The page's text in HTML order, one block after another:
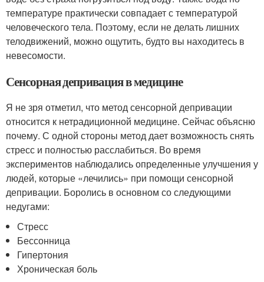
температуре практически совпадает с температурой
человеческого тела. Поэтому, если не делать лишних
телодвижений, можно ощутить, будто вы находитесь в
невесомости.
Сенсорная депривация в медицине
Я не зря отметил, что метод сенсорной депривации
относится к нетрадиционной медицине. Сейчас объясню
почему. С одной стороны метод дает возможность снять
стресс и полностью расслабиться. Во время
экспериментов наблюдались определенные улучшения у
людей, которые «лечились» при помощи сенсорной
депривации. Боролись в основном со следующими
недугами:
Стресс
Бессонница
Гипертония
Хроническая боль